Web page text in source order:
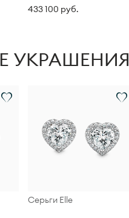
433 100 руб.
УКРАШЕНИЯ
Серьги Elle